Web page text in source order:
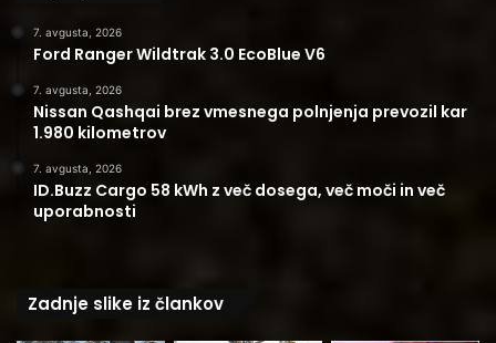
7. avgusta, 2026
Ford Ranger Wildtrak 3.0 EcoBlue V6
7. avgusta, 2026
Nissan Qashqai brez vmesnega polnjenja prevozil kar
1.980 kilometrov
7. avgusta, 2026
ID.Buzz Cargo 58 kWh z več dosega, več moči in več
uporabnosti
Zadnje slike iz člankov